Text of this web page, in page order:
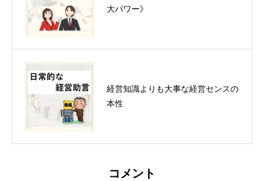
大パワー》
経営知識よりも大事な経営センスの
本性
コメント